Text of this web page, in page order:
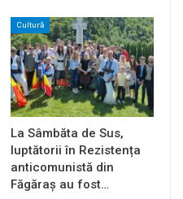
Cultură
La Sâmbăta de Sus,
luptătorii în Rezistența
anticomunistă din
Făgăraș au fost…